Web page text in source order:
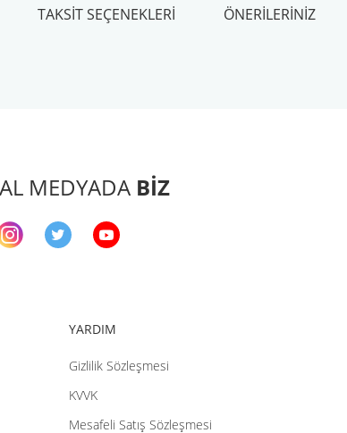
TAKSIT SEÇENEKLERI ÖNERILERINIZ
Gönder
MEDYADA BİZ
YARDIM
Gizlilik Sözleşmesi
KVVK
Mesafeli Satış Sözleşmesi